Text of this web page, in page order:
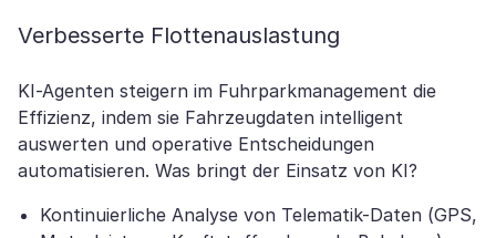
Verbesserte Flottenauslastung
KI-Agenten steigern im Fuhrparkmanagement die
Effizienz, indem sie Fahrzeugdaten intelligent
auswerten und operative Entscheidungen
automatisieren. Was bringt der Einsatz von KI?
Kontinuierliche Analyse von Telematik-Daten (GPS,